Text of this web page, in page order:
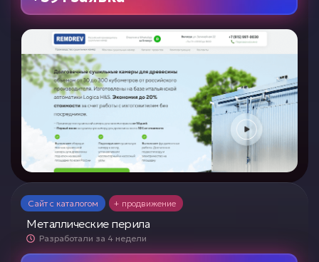
Сайт с каталогом + продвижение
Металлические перила
Разработали за 4 недели